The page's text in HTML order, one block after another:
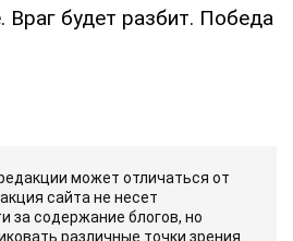
будет разбит. Победа
может отличаться от
сайта не несет
за содержание блогов, но
различные точки зрения.